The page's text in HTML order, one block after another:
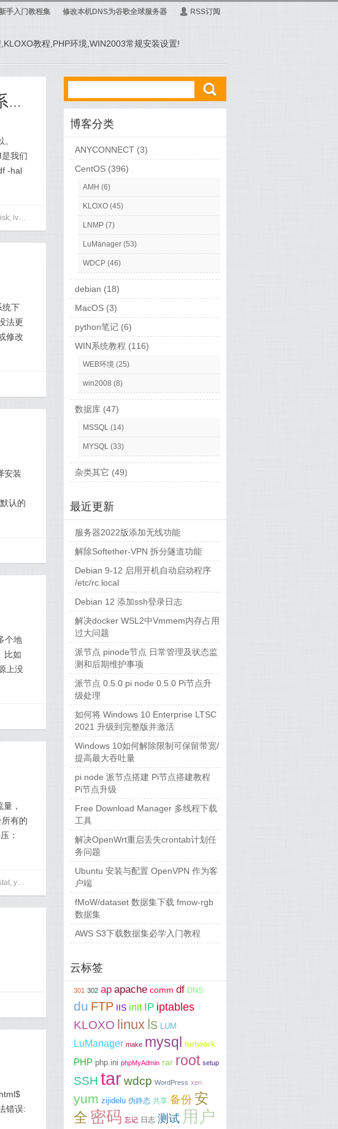
教程,PHP环境,WIN2003常规安装设置!
手入门教程集 修改本机DNS为谷歌全球服务器 Ą RSS订阅
LinuxVPS / CentOS挂载未使用硬盘教程 （合并到系统盘 lvm）
我们
-hal
, lvm , vgdisplay , VNC , 分区
统下
法更
修改
安装
认的
个地
比如
上没
，
有的
：
, yum
错误:
ő
博客分类
ANYCONNECT (3)
CentOS (396)
AMH (6)
KLOXO (45)
LNMP (7)
LuManager (53)
WDCP (46)
debian (18)
MacOS (3)
python笔记 (6)
WIN系统教程 (116)
WEB环境 (25)
win2008 (8)
数据库 (47)
MSSQL (14)
MYSQL (33)
杂类其它 (49)
最近更新
服务器2022版添加无线功能
解除Softether-VPN 拆分隧道功能
Debian 9-12 启用开机自动启动程序
/etc/rc.local
Debian 12 添加ssh登录日志
解决docker WSL2中Vmmem内存占用
过大问题
派节点 pinode节点 日常管理及状态监
测和后期维护事项
派节点 0.5.0 pi node 0.5.0 Pi节点升
级处理
如何将 Windows 10 Enterprise LTSC
2021 升级到完整版并激活
Windows 10如何解除限制可保留带宽/
提高最大吞吐量
pi node 派节点搭建 Pi节点搭建教程
Pi节点升级
Free Download Manager 多线程下载
工具
解决OpenWrt重启丢失crontab计划任
务问题
Ubuntu 安装与配置 OpenVPN 作为客
户端
fMoW/dataset 数据集下载 fmow-rgb
数据集
AWS S3下载数据集必学入门教程
云标签
301 302 ap apache comm df DNS
du FTP IIS init IP iptables
KLOXO linux ls LUM
LuManager make mysql network
PHP php.ini phpMyAdmin rar root setup
SSH tar wdcp WordPress xen
yum zijidelu 伪静态 共享 备份 安
全 密码 忘记 日志 测试 用户